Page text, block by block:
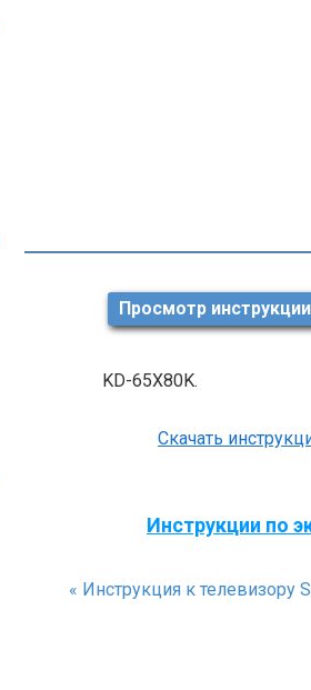
Просмотр
KD-65X80K.
Скачать
Инструкции по
« Инструкция к телевизору